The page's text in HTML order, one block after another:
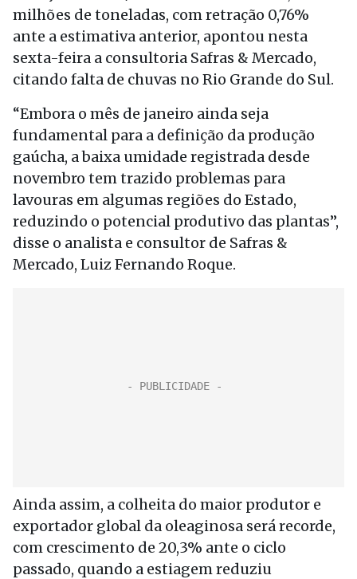
milhões de toneladas, com retração 0,76%
ante a estimativa anterior, apontou nesta
sexta-feira a consultoria Safras & Mercado,
citando falta de chuvas no Rio Grande do Sul.
“Embora o mês de janeiro ainda seja
fundamental para a definição da produção
gaúcha, a baixa umidade registrada desde
novembro tem trazido problemas para
lavouras em algumas regiões do Estado,
reduzindo o potencial produtivo das plantas”,
disse o analista e consultor de Safras &
Mercado, Luiz Fernando Roque.
Ainda assim, a colheita do maior produtor e
exportador global da oleaginosa será recorde,
com crescimento de 20,3% ante o ciclo
passado, quando a estiagem reduziu